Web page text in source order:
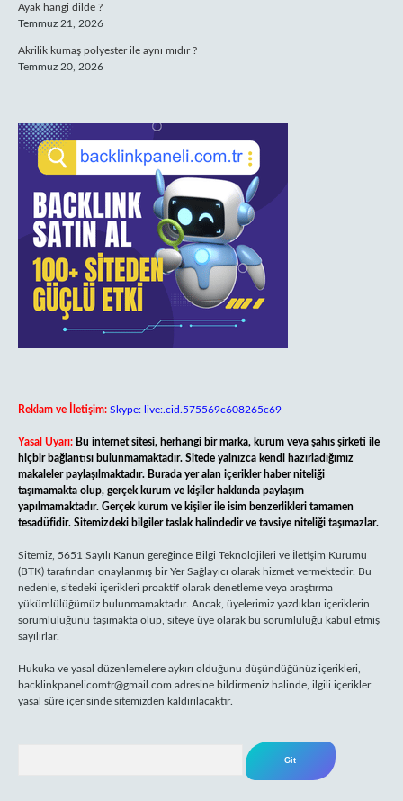
Ayak hangi dilde ?
Temmuz 21, 2026
Akrilik kumaş polyester ile aynı mıdır ?
Temmuz 20, 2026
Reklam ve İletişim: Skype: live:.cid.575569c608265c69
Yasal Uyarı: Bu internet sitesi, herhangi bir marka, kurum veya şahıs şirketi ile
hiçbir bağlantısı bulunmamaktadır. Sitede yalnızca kendi hazırladığımız
makaleler paylaşılmaktadır. Burada yer alan içerikler haber niteliği
taşımamakta olup, gerçek kurum ve kişiler hakkında paylaşım
yapılmamaktadır. Gerçek kurum ve kişiler ile isim benzerlikleri tamamen
tesadüfidir. Sitemizdeki bilgiler taslak halindedir ve tavsiye niteliği taşımazlar.
Sitemiz, 5651 Sayılı Kanun gereğince Bilgi Teknolojileri ve İletişim Kurumu
(BTK) tarafından onaylanmış bir Yer Sağlayıcı olarak hizmet vermektedir. Bu
nedenle, sitedeki içerikleri proaktif olarak denetleme veya araştırma
yükümlülüğümüz bulunmamaktadır. Ancak, üyelerimiz yazdıkları içeriklerin
sorumluluğunu taşımakta olup, siteye üye olarak bu sorumluluğu kabul etmiş
sayılırlar.
Hukuka ve yasal düzenlemelere aykırı olduğunu düşündüğünüz içerikleri,
backlinkpanelicomtr@gmail.com adresine bildirmeniz halinde, ilgili içerikler
yasal süre içerisinde sitemizden kaldırılacaktır.